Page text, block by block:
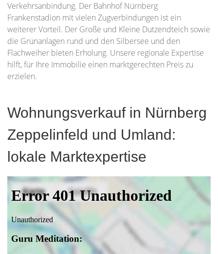
Verkehrsanbindung. Der Bahnhof Nürnberg
Frankenstadion mit vielen Zugverbindungen ist ein
weiterer Vorteil. Der Große und Kleine Dutzendteich sowie
die Grünanlagen rund und den Silbersee und den
Flachweiher bieten Erholung. Unsere regionale Expertise
hilft, für Ihre Immobilie einen marktgerechten Preis zu
erzielen.
Wohnungsverkauf in Nürnberg
Zeppelinfeld und Umland:
lokale Marktexpertise